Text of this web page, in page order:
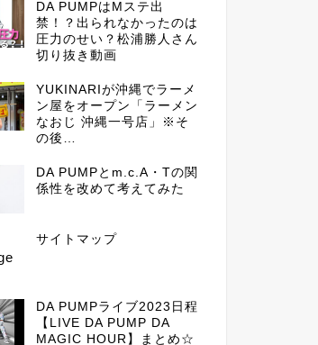
DA PUMPはMステ出
禁！？出られなかったのは
圧力のせい？松浦勝人さん
切り抜き動画
YUKINARIが沖縄でラーメ
ン屋をオープン「ラーメン
なおじ 沖縄一号店」※そ
の後…
DA PUMPとm.c.A・Tの関
係性を改めて考えてみた
サイトマップ
DA PUMPライブ2023日程
【LIVE DA PUMP DA
MAGIC HOUR】まとめ☆